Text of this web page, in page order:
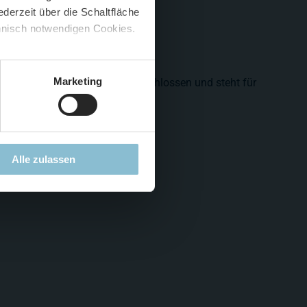
über die Schaltfläche
notwendigen Cookies.
Marketing
Alle zulassen
dieser Vorgang schon abgeschlossen und steht für